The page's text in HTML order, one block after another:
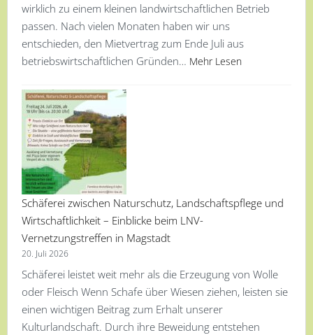
wirklich zu einem kleinen landwirtschaftlichen Betrieb
passen. Nach vielen Monaten haben wir uns
entschieden, den Mietvertrag zum Ende Juli aus
betriebswirtschaftlichen Gründen… Mehr Lesen
Schäferei zwischen Naturschutz, Landschaftspflege und
Wirtschaftlichkeit – Einblicke beim LNV-
Vernetzungstreffen in Magstadt
20. Juli 2026
Schäferei leistet weit mehr als die Erzeugung von Wolle
oder Fleisch Wenn Schafe über Wiesen ziehen, leisten sie
einen wichtigen Beitrag zum Erhalt unserer
Kulturlandschaft. Durch ihre Beweidung entstehen